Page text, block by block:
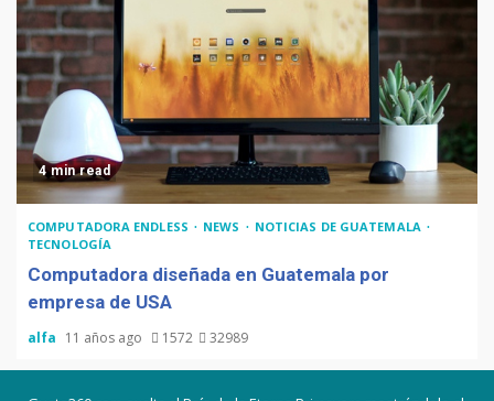
4 min read
COMPUTADORA ENDLESS NEWS
NOTICIAS DE GUATEMALA
TECNOLOGÍA
Computadora diseñada en Guatemala por
empresa de USA
alfa 11 años ago 1572 32989